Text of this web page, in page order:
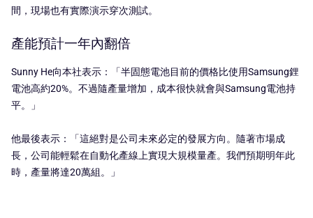
間，現場也有實際演示穿次測試。
產能預計一年內翻倍
Sunny He向本社表示：「半固態電池目前的價格比使用Samsung鋰
電池高約20%。不過隨產量增加，成本很快就會與Samsung電池持
平。」
他最後表示：「這絕對是公司未來必定的發展方向。隨著市場成
長，公司能輕鬆在自動化產線上實現大規模量產。我們預期明年此
時，產量將達20萬組。」